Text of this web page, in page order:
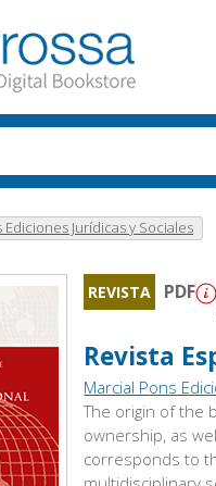
Ediciones Jurídicas y Sociales
REVISTA PDF
Revista
Marcial Pons
The origin of the
ownership, as
corresponds to